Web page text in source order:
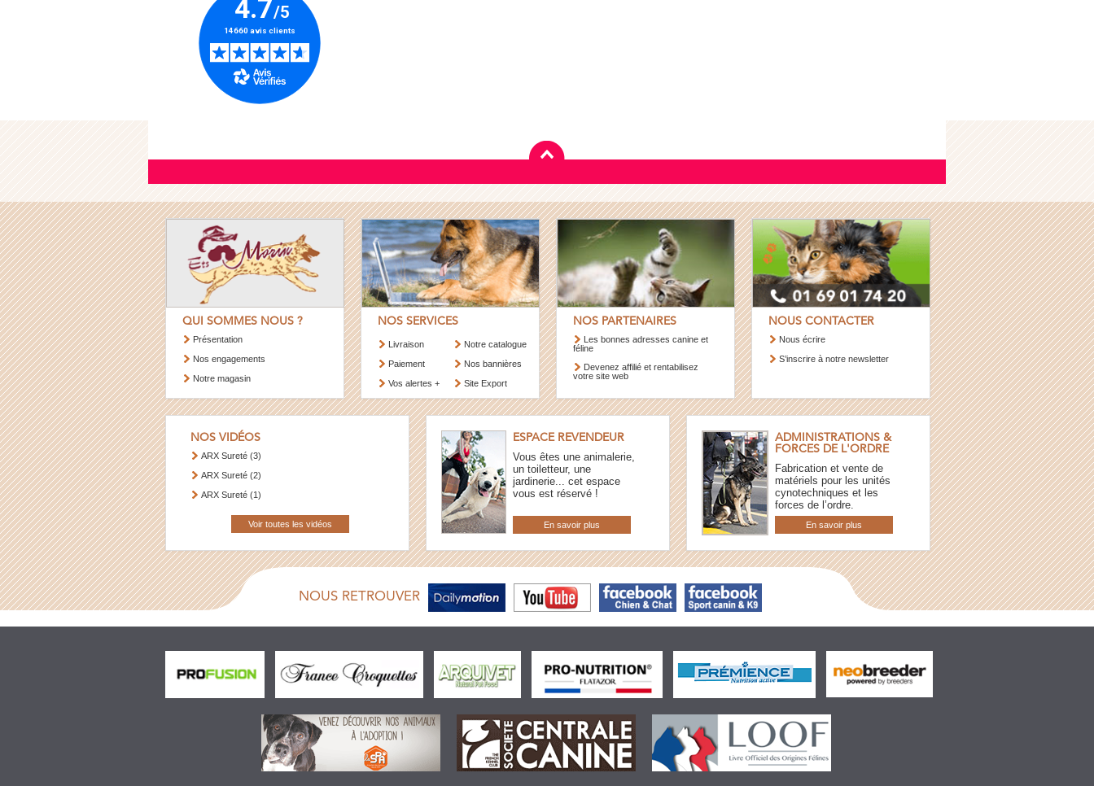
QUI SOMMES NOUS ?
Présentation
Nos engagements
Notre magasin
NOS SERVICES
Livraison
Paiement
Vos alertes +
Notre catalogue
Nos bannières
Site Export
NOS PARTENAIRES
Les bonnes adresses canine et
féline
Devenez affilié et rentabilisez
votre site web
NOUS CONTACTER
Nous écrire
S’inscrire à notre newsletter
NOS VIDÉOS
ARX Sureté (3)
ARX Sureté (2)
ARX Sureté (1)
Voir toutes les vidéos
ESPACE REVENDEUR
Vous êtes une animalerie,
un toiletteur, une
jardinerie... cet espace
vous est réservé !
En savoir plus
ADMINISTRATIONS &
FORCES DE L'ORDRE
Fabrication et vente de
matériels pour les unités
cynotechniques et les
forces de l’ordre.
En savoir plus
NOUS RETROUVER